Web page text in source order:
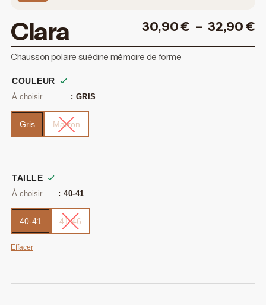
Clara 30,90€ – 32,90€
Chausson polaire suédine mémoire de forme
COULEUR
: GRIS
Gris Marron
TAILLE
: 40-41
40-41 41-46
Effacer